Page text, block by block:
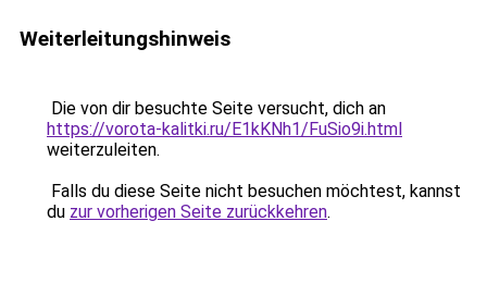
Weiterleitungshinweis
Die von dir besuchte Seite versucht, dich an
https://vorota-kalitki.ru/E1kKNh1/FuSio9i.html
weiterzuleiten.
Falls du diese Seite nicht besuchen möchtest, kannst
du zur vorherigen Seite zurückkehren.